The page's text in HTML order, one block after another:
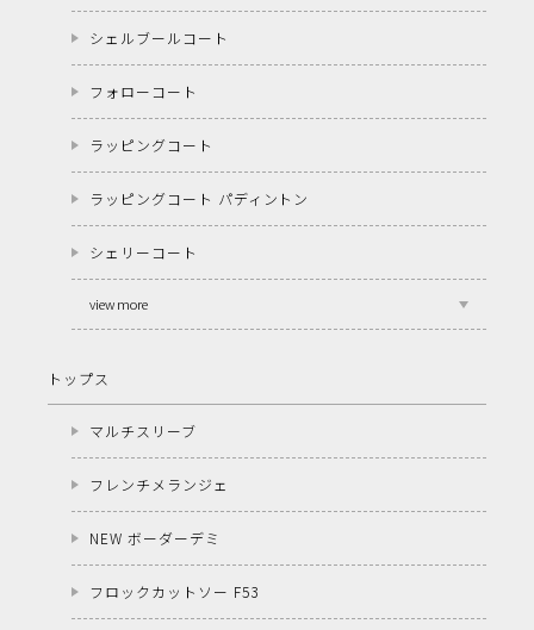
シェルブールコート
フォローコート
ラッピングコート
ラッピングコート パディントン
シェリーコート
view more
トップス
マルチスリーブ
フレンチメランジェ
NEW ボーダーデミ
フロックカットソー F53